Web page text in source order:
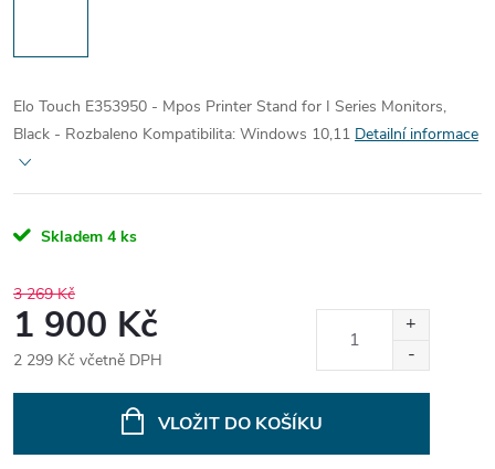
Elo Touch E353950 - Mpos Printer Stand for I Series Monitors,
Black - Rozbaleno Kompatibilita: Windows 10,11 Detailní informace
Skladem 4 ks
3 269 Kč
1 900 Kč
2 299 Kč včetně DPH
VLOŽIT DO KOŠÍKU